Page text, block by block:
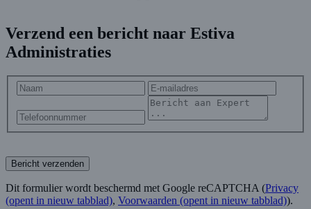
Verzend een bericht naar Estiva
Administraties
Bericht verzenden
Dit formulier wordt beschermd met Google reCAPTCHA (Privacy
(opent in nieuw tabblad), Voorwaarden (opent in nieuw tabblad)).